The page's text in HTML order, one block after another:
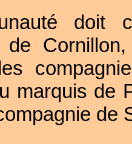
doit
de
marquis de
de